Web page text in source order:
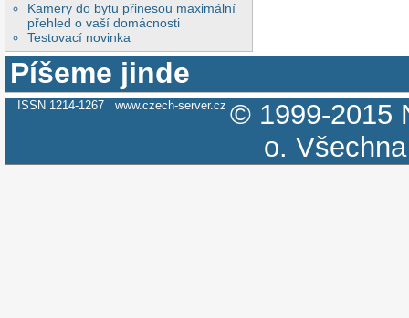
Kamery do bytu přinesou maximální
přehled o vaší domácnosti
Testovací novinka
Píšeme jinde
ISSN 1214-1267 www.czech-server.cz © 1999-2015
o.